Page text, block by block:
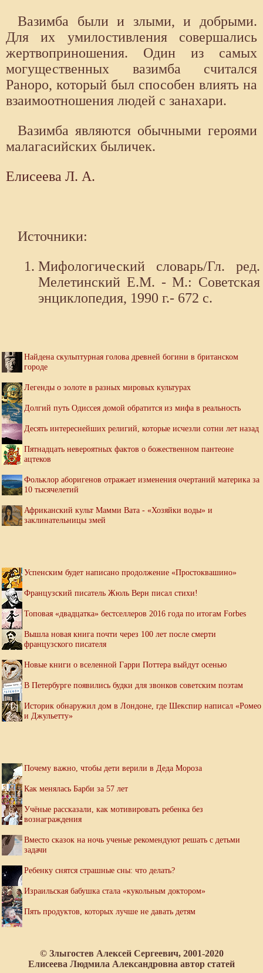
Вазимба были и злыми, и добрыми.
Для их умилостивления совершались
жертвоприношения. Один из самых
могущественных вазимба считался
Раноро, который был способен влиять на
взаимоотношения людей с занахари.
Вазимба являются обычными героями
малагасийских быличек.
Елисеева Л. А.
Источники:
Мифологический словарь/Гл. ред.
Мелетинский Е.М. - М.: Советская
энциклопедия, 1990 г.- 672 с.
Найдена скульптурная голова древней богини в британском
городе
Легенды о золоте в разных мировых культурах
Долгий путь Одиссея домой обратится из мифа в реальность
Десять интереснейших религий, которые исчезли сотни лет назад
Пятнадцать невероятных фактов о божественном пантеоне
ацтеков
Фольклор аборигенов отражает изменения очертаний материка за
10 тысячелетий
Африканский культ Мамми Вата - «Хозяйки воды» и
заклинательницы змей
Успенским будет написано продолжение «Простоквашино»
Французский писатель Жюль Верн писал стихи!
Топовая «двадцатка» бестселлеров 2016 года по итогам Forbes
Вышла новая книга почти через 100 лет после смерти
французского писателя
Новые книги о вселенной Гарри Поттера выйдут осенью
В Петербурге появились будки для звонков советским поэтам
Историк обнаружил дом в Лондоне, где Шекспир написал «Ромео
и Джульетту»
Почему важно, чтобы дети верили в Деда Мороза
Как менялась Барби за 57 лет
Учёные рассказали, как мотивировать ребенка без
вознаграждения
Вместо сказок на ночь ученые рекомендуют решать с детьми
задачи
Ребенку снятся страшные сны: что делать?
Израильская бабушка стала «кукольным доктором»
Пять продуктов, которых лучше не давать детям
© Злыгостев Алексей Сергеевич, 2001-2020
Елисеева Людмила Александровна автор статей